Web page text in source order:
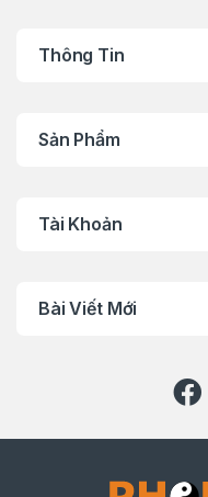
Thông Tin
Sản Phẩm
Tài Khoản
Bài Viết Mới